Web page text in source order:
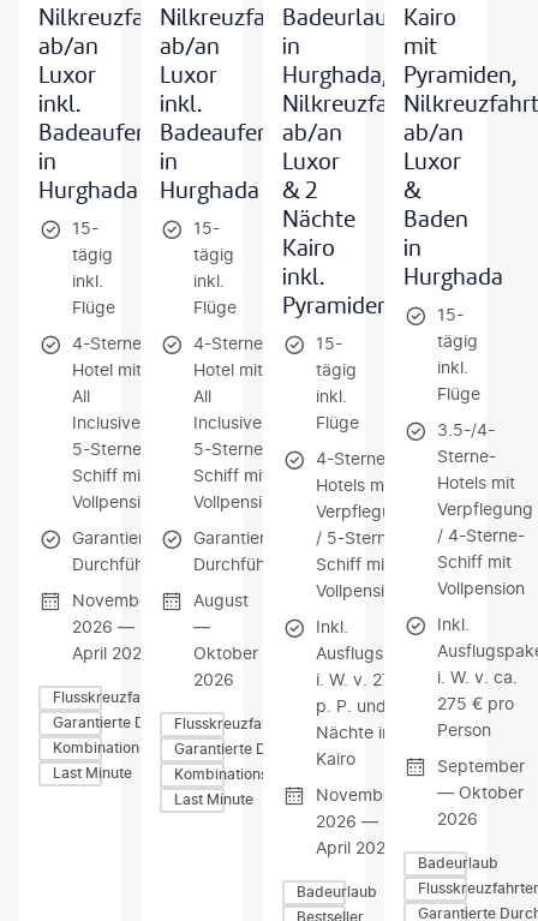
Nilkreuzfahrt
ab/an
Luxor
inkl.
Badeaufenthalt
in
Hurghada
15-
tägig
inkl.
Flüge
4-Sterne-
Hotel mit
All
Inclusive /
5-Sterne-
Schiff mit
Vollpension
Garantierte
Durchführung
November
2026 —
April 2027
Flusskreuzfahrten
Garantierte Durchführung
Kombinationsreisen
Last Minute
Nilkreuzfahrt
ab/an
Luxor
inkl.
Badeaufenthalt
in
Hurghada
15-
tägig
inkl.
Flüge
4-Sterne-
Hotel mit
All
Inclusive /
5-Sterne-
Schiff mit
Vollpension
Garantierte
Durchführung
August
—
Oktober
2026
Flusskreuzfahrten
Garantierte Durchführung
Kombinationsreisen
Last Minute
Badeurlaub
in
Hurghada,
Nilkreuzfahrt
ab/an
Luxor
& 2
Nächte
Kairo
inkl.
Pyramiden
15-
tägig
inkl.
Flüge
4-Sterne-
Hotels mit
Verpflegung
/ 5-Sterne-
Schiff mit
Vollpension
Inkl.
Ausflugspaket
i. W. v. 275 €
p. P. und 2
Nächte in
Kairo
November
2026 —
April 2027
Badeurlaub
Bestseller
Kairo
mit
Pyramiden,
Nilkreuzfahrt
ab/an
Luxor
&
Baden
in
Hurghada
15-
tägig
inkl.
Flüge
3.5-/4-
Sterne-
Hotels mit
Verpflegung
/ 4-Sterne-
Schiff mit
Vollpension
Inkl.
i. W. v. ca.
275 € pro
Person
September
— Oktober
2026
Badeurlaub
Garantierte